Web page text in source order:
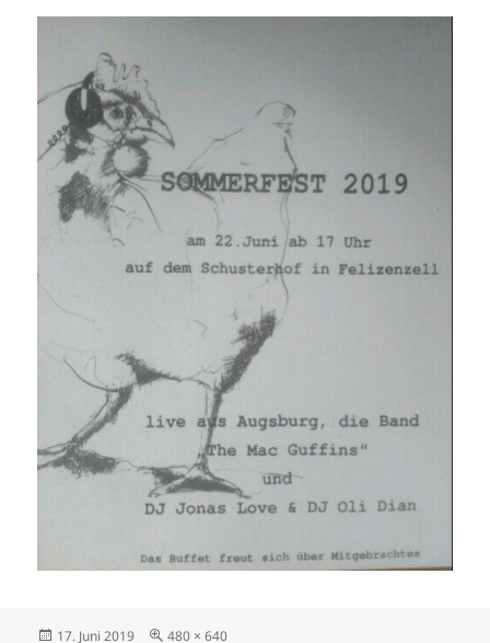
Veröffentlicht
17. Juni 2019 Volle
480 × 640